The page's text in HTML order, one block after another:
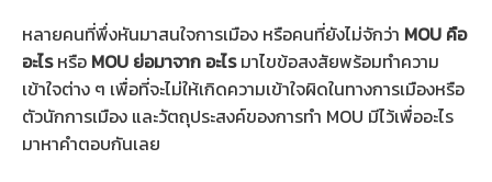
หลายคนที่พึ่งหันมาสนใจการเมือง หรือคนที่ยังไม่จักว่า MOU คือ
อะไรหรือ MOU ย่อมาจาก อะไรมาไขข้อสงสัยพร้อมทำความ
เข้าใจต่าง ๆ เพื่อที่จะไม่ให้เกิดความเข้าใจผิดในทางการเมืองหรือ
ตัวนักการเมือง และวัตถุประสงค์ของการทำ MOU มีไว้เพื่ออะไร
มาหาคำตอบกันเลย